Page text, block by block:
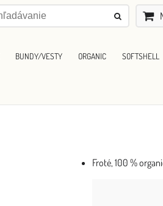
BUNDY/VESTY ORGANIC SOFTSHELL
Froté, 100 %